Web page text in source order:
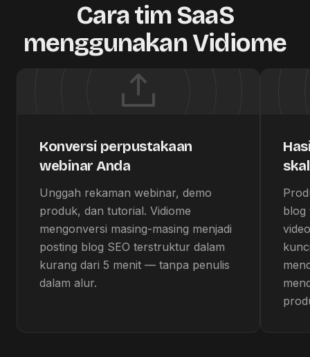
Cara tim SaaS
menggunakan Vidiome
Konversi perpustakaan
webinar Anda
Unggah rekaman webinar, demo
produk, dan tutorial. Vidiome
mengonversi masing-masing menjadi
posting blog SEO terstruktur dalam
kurang dari 5 menit — tanpa penulis
dalam alur.
blog